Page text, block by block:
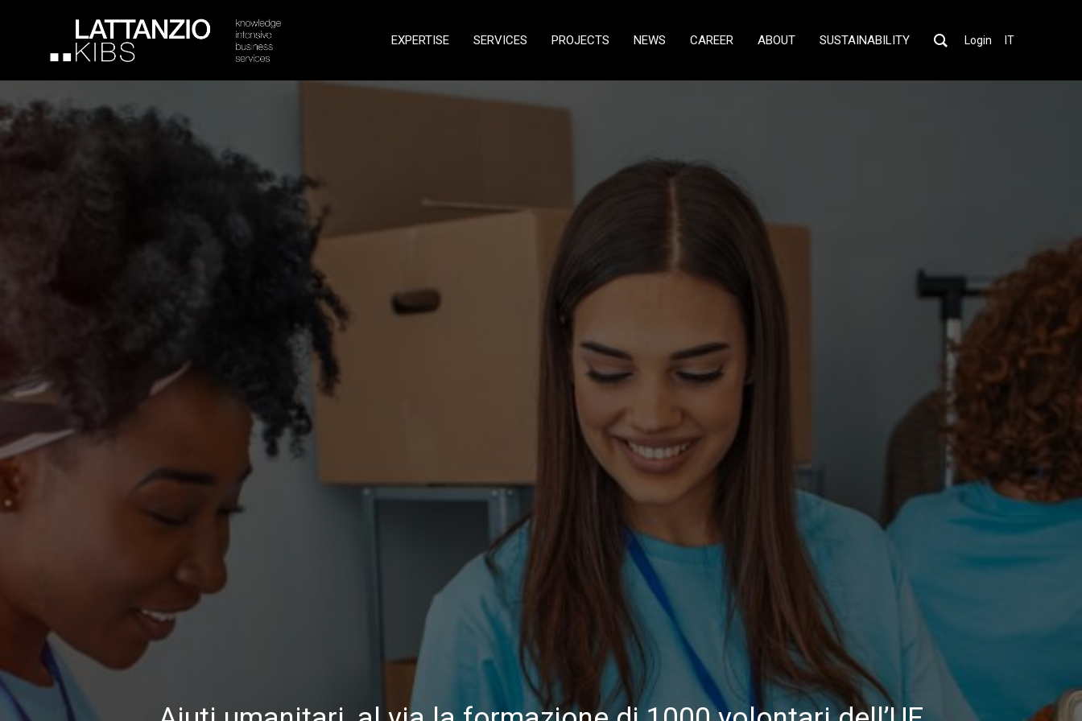
EXPERTISE SERVICES PROJECTS NEWS CAREER ABOUT SUSTAINABILITY Login IT